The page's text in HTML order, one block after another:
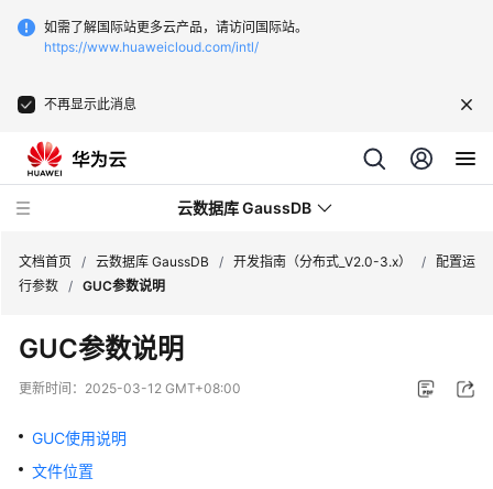
如需了解国际站更多云产品，请访问国际站。
https://www.huaweicloud.com/intl/
不再显示此消息
云数据库 GaussDB
新
动
务
文档首页 / 云数据库 GaussDB / 开发指南（分布式_V2.0-3.x） /
配置运
行参数 / GUC参数说明
GUC参数说明
更新时间： 2025-03-12 GMT+08:00
GUC使用说明
文件位置